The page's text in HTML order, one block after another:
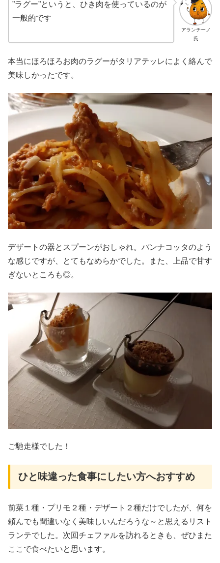
アランチーノ
氏
”ラグー”というと、ひき肉を使っているのが
一般的です
本当にほろほろお肉のラグーがタリアテッレによく絡んで
美味しかったです。
デザートの器とスプーンがおしゃれ。パンナコッタのよう
な感じですが、とてもなめらかでした。また、上品で甘す
ぎないところも◎。
ご馳走様でした！
ひと味違った食事にしたい方へおすすめ
前菜１種・プリモ２種・デザート２種だけでしたが、何を
頼んでも間違いなく美味しいんだろうな～と思えるリスト
ランテでした。次回チェファルを訪れるときも、ぜひまた
ここで食べたいと思います。